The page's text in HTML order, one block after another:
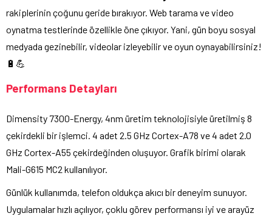
rakiplerinin çoğunu geride bırakıyor. Web tarama ve video
oynatma testlerinde özellikle öne çıkıyor. Yani, gün boyu sosyal
medyada gezinebilir, videolar izleyebilir ve oyun oynayabilirsiniz!
🔋💪
Performans Detayları
Dimensity 7300-Energy, 4nm üretim teknolojisiyle üretilmiş 8
çekirdekli bir işlemci. 4 adet 2.5 GHz Cortex-A78 ve 4 adet 2.0
GHz Cortex-A55 çekirdeğinden oluşuyor. Grafik birimi olarak
Mali-G615 MC2 kullanılıyor.
Günlük kullanımda, telefon oldukça akıcı bir deneyim sunuyor.
Uygulamalar hızlı açılıyor, çoklu görev performansı iyi ve arayüz